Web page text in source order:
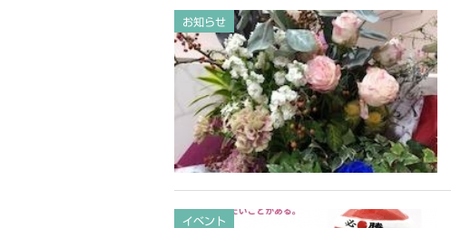
お知らせ
イベント